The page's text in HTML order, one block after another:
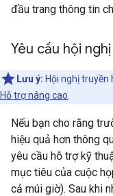
đầu trang thông tin
Yêu cầu hội
Lưu ý: Hội nghị
Hỗ trợ nâng cao
Nếu bạn cho rằng
hiệu quả hơn thông
yêu cầu hỗ trợ kỹ
mục tiêu của cuộc
cả múi giờ). Sau khi